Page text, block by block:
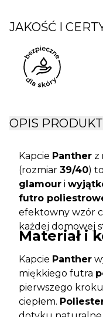
JAKOŚĆ I
OPIS
Kapcie Panther z
(rozmiar 39/40) to
glamour i
futro
efektowny wzór
każdej domowej
Materiał i
Kapcie Panther
miękkiego futra
pierwszego
ciepłem.